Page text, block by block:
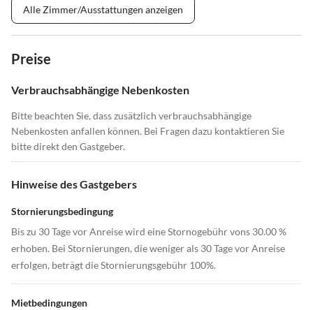
Alle Zimmer/Ausstattungen anzeigen
Preise
Verbrauchsabhängige Nebenkosten
Bitte beachten Sie, dass zusätzlich verbrauchsabhängige
Nebenkosten anfallen können. Bei Fragen dazu kontaktieren Sie
bitte direkt den Gastgeber.
Hinweise des Gastgebers
Stornierungsbedingung
Bis zu 30 Tage vor Anreise wird eine Stornogebühr vons 30.00 %
erhoben. Bei Stornierungen, die weniger als 30 Tage vor Anreise
erfolgen, beträgt die Stornierungsgebühr 100%.
Mietbedingungen